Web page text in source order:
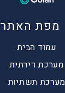
מפת האתר
עמוד הבית
מערכת דירתית
מערכת תשתיות